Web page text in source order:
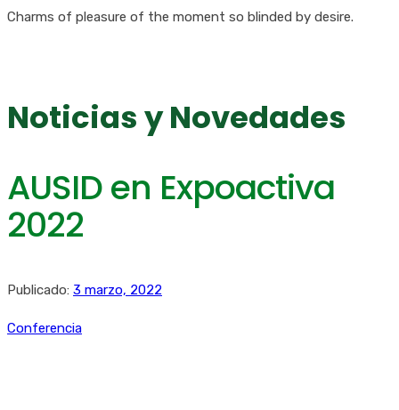
Charms of pleasure of the moment so blinded by desire.
Noticias y Novedades
AUSID en Expoactiva
2022
Publicado: 3 marzo, 2022
Conferencia